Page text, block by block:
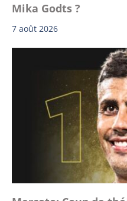
Mika Godts ?
7 août 2026